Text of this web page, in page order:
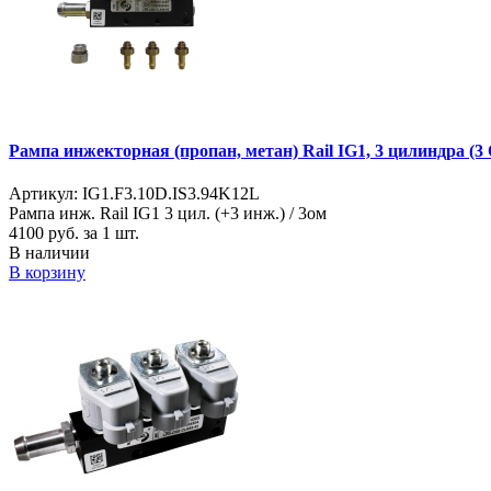
Рампа инжекторная (пропан, метан) Rail IG1, 3 цилиндра
Артикул: IG1.F3.10D.IS3.94K12L
Рампа инж. Rail IG1 3 цил. (+3 инж.) / 3ом
4100 руб. за 1 шт.
В наличии
В корзину